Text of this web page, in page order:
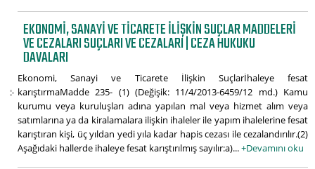
EKONOMI, SANAYI VE TICARETE İLIŞKIN SUÇLAR MADDELERI
VE CEZALARI SUÇLARI VE CEZALARI | CEZA HUKUKU
DAVALARI
Ekonomi, Sanayi ve Ticarete İlişkin Suçlarİhaleye fesat
karıştırmaMadde 235- (1) (Değişik: 11/4/2013-6459/12 md.) Kamu
kurumu veya kuruluşları adına yapılan mal veya hizmet alım veya
satımlarına ya da kiralamalara ilişkin ihaleler ile yapım ihalelerine fesat
karıştıran kişi, üç yıldan yedi yıla kadar hapis cezası ile cezalandırılır.(2)
Aşağıdaki hallerde ihaleye fesat karıştırılmış sayılır:a)...+Devamını oku